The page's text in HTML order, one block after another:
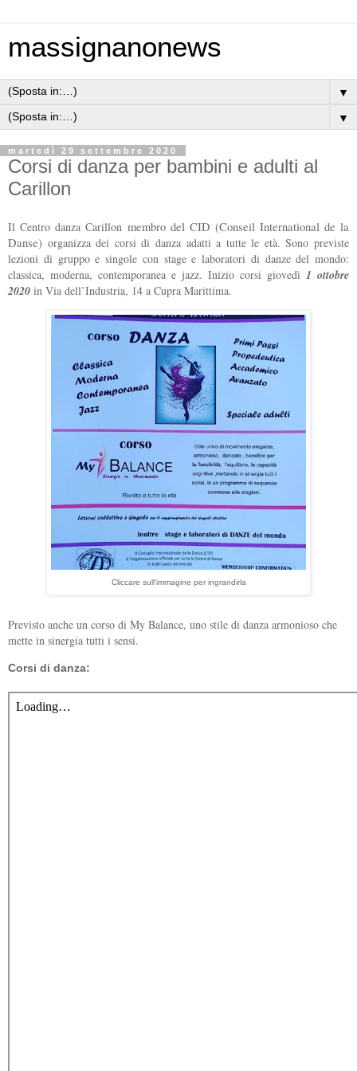
massignanonews
▼
▼
martedì 29 settembre 2020
Corsi di danza per bambini e adulti al
Carillon
Il Centro danza Carillon membro del CID (Conseil International de la
Danse) organizza dei corsi di danza adatti a tutte le età. Sono previste
lezioni di gruppo e singole con stage e laboratori di danze del mondo:
classica, moderna, contemporanea e jazz. Inizio corsi giovedì 1 ottobre
2020 in Via dell’Industria, 14 a Cupra Marittima.
Cliccare sull'immagine per ingrandirla
Previsto anche un corso di My Balance, uno stile di danza armonioso che
mette in sinergia tutti i sensi.
Corsi di danza: